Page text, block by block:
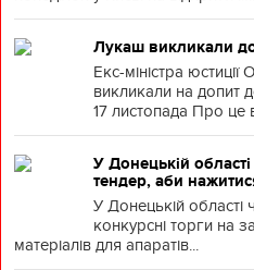
Лукаш викликали
Екс-міністра
викликали на допит
17 листопада Про це
У Донецькій
тендер, аби
У Донецькій області
конкурсні торги на
матеріалів для апаратів...